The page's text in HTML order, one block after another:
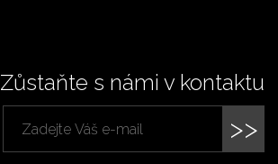
Zůstaňte s námi v kontaktu
>>